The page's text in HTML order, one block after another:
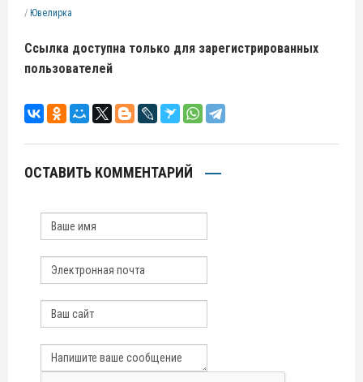
/ Ювелирка
Ссылка доступна только для зарегистрированных
пользователей
ОСТАВИТЬ КОММЕНТАРИЙ